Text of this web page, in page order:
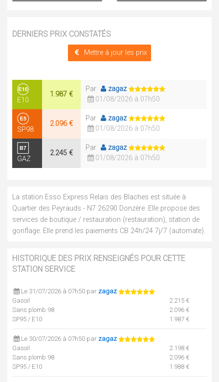
DERNIERS PRIX CONSTATÉS
Mettre à jour les prix
E10
1.987 €
Par
zagaz
01/08/2026 à 07h50
SP98
2.096 €
Par
zagaz
01/08/2026 à 07h50
GAZ
2.245 €
Par
zagaz
01/08/2026 à 07h50
La station Esso Express Relais des Blaches est située à
Quartier des Peyrauds - N7 26290 Donzère. Elle propose des
services de boutique / restauration (restauration), station de
gonflage. Elle prend les paiements CB 24h/24 7j/7 (automate).
HISTORIQUE DES PRIX RENSEIGNÉS POUR CETTE
STATION SERVICE
Le 31/07/2026 à 07h50 par zagaz
Gasoil
2.215 €
Sans plomb 98
2.096 €
SP95 / E10
1.987 €
Le 30/07/2026 à 07h50 par zagaz
Gasoil
2.198 €
Sans plomb 98
2.096 €
SP95 / E10
1.988 €